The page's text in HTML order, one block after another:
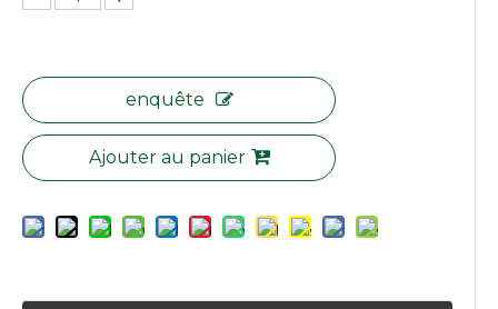
enquête
Ajouter au panier